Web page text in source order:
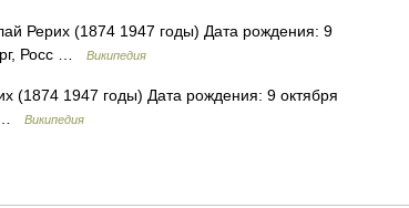
Рерих (1874 1947 годы) Дата рождения: 9
Росс …
Википедия
(1874 1947 годы) Дата рождения: 9 октября
…
Википедия